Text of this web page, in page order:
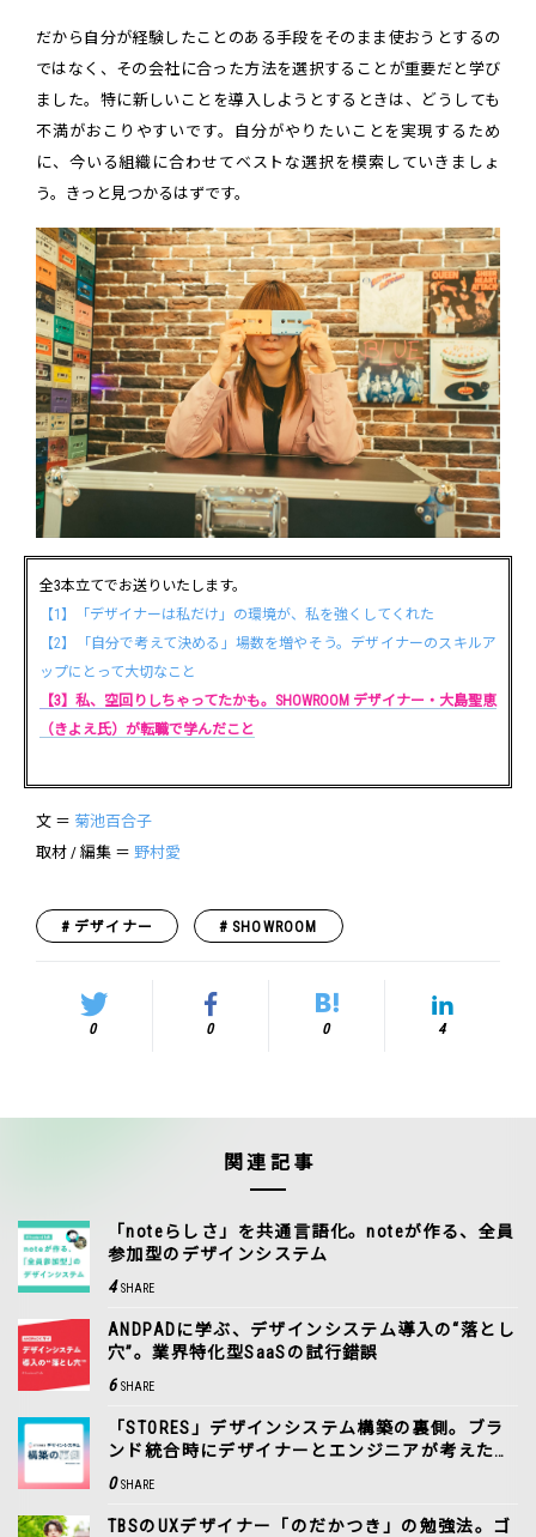
だから自分が経験したことのある手段をそのまま使おうとするの
ではなく、その会社に合った方法を選択することが重要だと学び
ました。特に新しいことを導入しようとするときは、どうしても
不満がおこりやすいです。自分がやりたいことを実現するため
に、今いる組織に合わせてベストな選択を模索していきましょ
う。きっと見つかるはずです。
全3本立てでお送りいたします。
【1】「デザイナーは私だけ」の環境が、私を強くしてくれた
【2】「自分で考えて決める」場数を増やそう。デザイナーのスキルア
ップにとって大切なこと
【3】私、空回りしちゃってたかも。SHOWROOM デザイナー・大島聖恵
（きよえ氏）が転職で学んだこと
文 ＝ 菊池百合子
取材 / 編集 ＝ 野村愛
デザイナー SHOWROOM
0 0 0 4
関連記事
「noteらしさ」を共通言語化。noteが作る、全員
参加型のデザインシステム
4 SHARE
ANDPADに学ぶ、デザインシステム導入の“落とし
穴”。業界特化型SaaSの試行錯誤
6 SHARE
「STORES」デザインシステム構築の裏側。ブラ
ンド統合時にデザイナーとエンジニアが考えたこ
と
0 SHARE
TBSのUXデザイナー「のだかつき」の勉強法。ゴ